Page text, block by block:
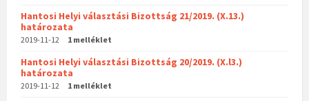
Hantosi Helyi választási Bizottság 21/2019. (X.13.)
határozata
2019-11-12 1 melléklet
Hantosi Helyi választási Bizottság 20/2019. (X.l3.)
határozata
2019-11-12 1 melléklet